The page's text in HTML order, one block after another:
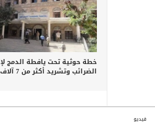
خطة حوثية تحت يافطة الدمج
الضرائب وتشريد أكثر من 7 آلاف موظف
فيديو